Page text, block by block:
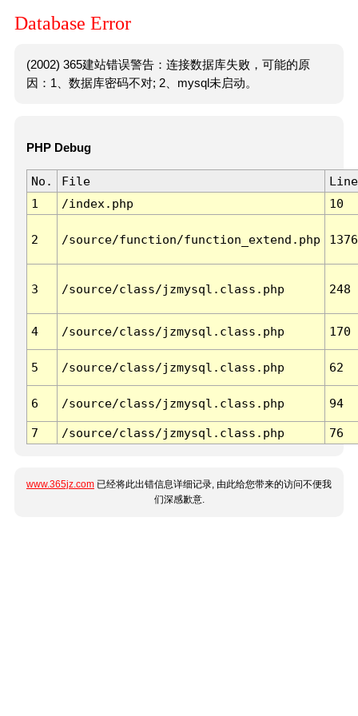
Database Error
(2002) 365建站错误警告：连接数据库失败，可能的原
因：1、数据库密码不对; 2、mysql未启动。
PHP Debug
No. File
Line
1
/index.php 10
2 /source/function/function_extend.php 1376
3 /source/class/jzmysql.class.php 248
4 /source/class/jzmysql.class.php 170
5 /source/class/jzmysql.class.php 62
6 /source/class/jzmysql.class.php 94
7 /source/class/jzmysql.class.php 76
www.365jz.com 已经将此出错信息详细记录, 由此给您带来的访问不便我
们深感歉意.